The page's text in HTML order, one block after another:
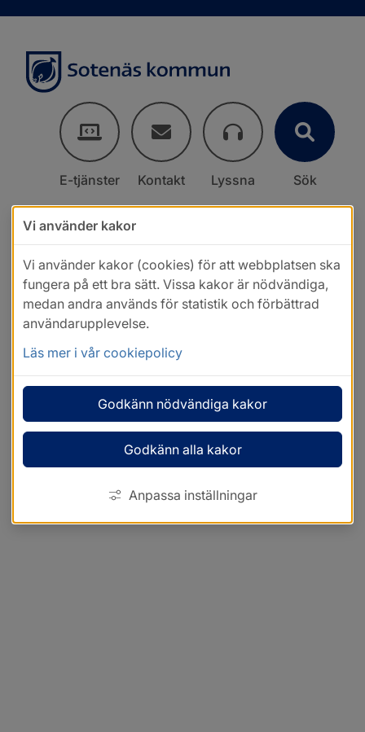
E-tjänster Kontakt Lyssna Sök
Vi använder kakor
Vi använder kakor (cookies) för att webbplatsen ska
fungera på ett bra sätt. Vissa kakor är nödvändiga,
medan andra används för statistik och förbättrad
användarupplevelse.
Läs mer i vår cookiepolicy
Godkänn nödvändiga kakor
Godkänn alla kakor
Anpassa inställningar